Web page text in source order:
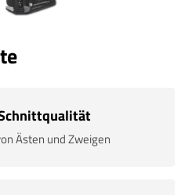
Ästen und Zweigen